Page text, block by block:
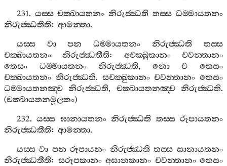
231. යස‍්ස චක‍්ඛායතනං නිරුජ‍්ඣති තස‍්ස ධම‍්මායතනං
නිරුජ‍්ඣතීති: ආමන‍්තා.
යස‍්ස
වා පන ධම‍්මායතනං නිරුජ‍්ඣති
තස‍්ස
චක‍්ඛායතනං
නිරුජ‍්ඣතීති: අචක‍්ඛුකානං
චවන‍්තානං
තෙසං
ධම‍්මායතනං නිරුජ‍්ඣති, නො ච
තෙසං
චක‍්ඛායතනං නිරුජ‍්ඣති. සචක‍්ඛුකානං චවන‍්තානං තෙසං
ධම‍්මායතනඤ‍්ච නිරුජ‍්ඣති, චක‍්ඛායතනඤ‍්ච නිරුජ‍්ඣති.
(චක‍්ඛායතනමූලකං)
232.යස‍්ස ඝානායතනං නිරුජ‍්ඣති තස‍්ස රූපායතනං
නිරුජ‍්ඣතීති: ආමන‍්තා.
යස‍්ස වා පන රූපායනං නිරුජ‍්ඣති තස‍්ස ඝානායතනං
නිරුජ‍්ඣතීති: සරූපකානං අඝානකානං චවන‍්තානං තෙසං